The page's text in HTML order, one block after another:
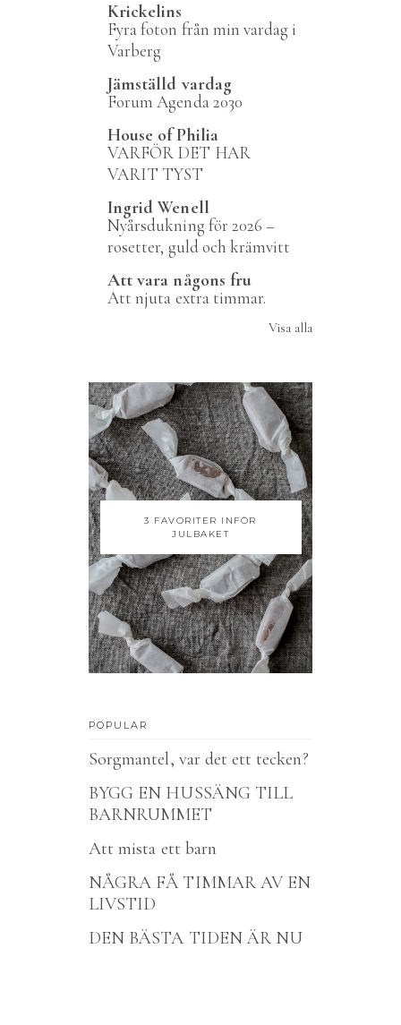
Krickelins
Fyra foton från min vardag i
Varberg
Jämställd vardag
Forum Agenda 2030
House of Philia
VARFÖR DET HAR
VARIT TYST
Ingrid Wenell
Nyårsdukning för 2026 –
rosetter, guld och krämvitt
Att vara någons fru
Att njuta extra timmar.
Visa alla
3 FAVORITER INFÖR
JULBAKET
POPULAR
Sorgmantel, var det ett tecken?
BYGG EN HUSSÄNG TILL
BARNRUMMET
Att mista ett barn
NÅGRA FÅ TIMMAR AV EN
LIVSTID
DEN BÄSTA TIDEN ÄR NU